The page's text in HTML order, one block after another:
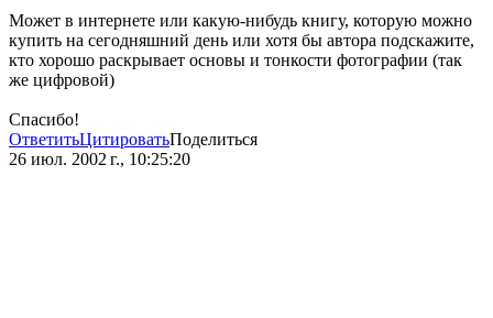
Может в интернете или какую-нибудь книгу, которую можно
купить на сегодняшний день или хотя бы автора подскажите,
кто хорошо раскрывает основы и тонкости фотографии (так
же цифровой)
Спасибо!
ОтветитьЦитироватьПоделиться
26 июл. 2002 г., 10:25:20